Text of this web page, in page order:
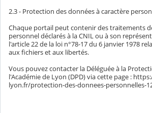
2.3 - Protection des données à caractère
Chaque portail peut contenir des traitements
personnel déclarés à la CNIL ou à son
l'article 22 de la loi n°78-17 du 6 janvier 1978
aux fichiers et aux libertés.
Vous pouvez contacter la Déléguée à la
l'Académie de Lyon (DPD) via cette page :
lyon.fr/protection-des-donnees-personnelles-